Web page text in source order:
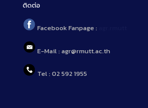
ติดต่อ
Facebook Fanpage :
E-Mail : agr@rmutt.ac.th
Tel : 02 592 1955